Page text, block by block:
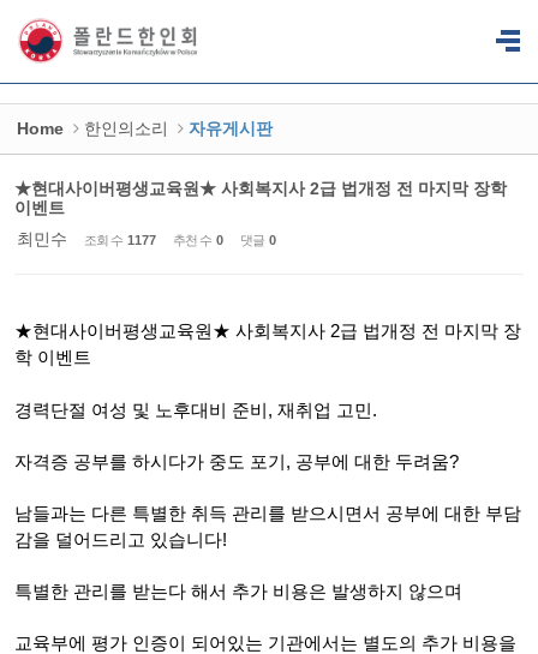
Home 한인의소리 자유게시판
★현대사이버평생교육원★ 사회복지사 2급 법개정 전 마지막 장학
이벤트
최민수
조회 수 1177 추천 수 0 댓글 0
★현대사이버평생교육원★ 사회복지사 2급 법개정 전 마지막 장
학 이벤트
경력단절 여성 및 노후대비 준비, 재취업 고민.
자격증 공부를 하시다가 중도 포기, 공부에 대한 두려움?
남들과는 다른 특별한 취득 관리를 받으시면서 공부에 대한 부담
감을 덜어드리고 있습니다!
특별한 관리를 받는다 해서 추가 비용은 발생하지 않으며
교육부에 평가 인증이 되어있는 기관에서는 별도의 추가 비용을